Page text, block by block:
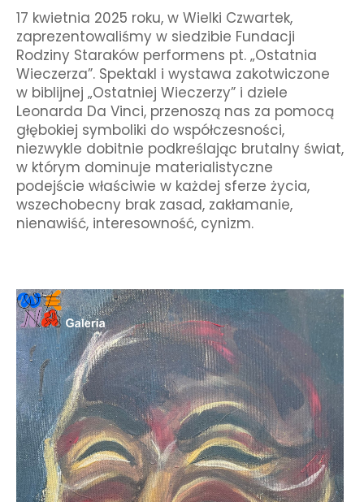
17 kwietnia 2025 roku, w Wielki Czwartek,
zaprezentowaliśmy w siedzibie Fundacji
Rodziny Staraków performens pt. „Ostatnia
Wieczerza”. Spektakl i wystawa zakotwiczone
w biblijnej „Ostatniej Wieczerzy” i dziele
Leonarda Da Vinci, przenoszą nas za pomocą
głębokiej symboliki do współczesności,
niezwykle dobitnie podkreślając brutalny świat,
w którym dominuje materialistyczne
podejście właściwie w każdej sferze życia,
wszechobecny brak zasad, zakłamanie,
nienawiść, interesowność, cynizm.